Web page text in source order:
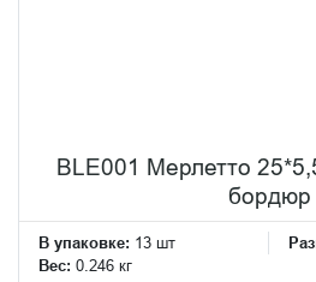
BLE001 Мерлетто
бордюр
В упаковке: 13 шт
Вес: 0.246 кг